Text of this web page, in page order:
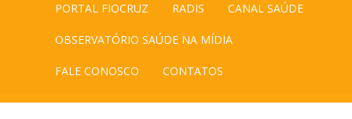
PORTAL FIOCRUZ RADIS CANAL SAÚDE
OBSERVATÓRIO SAÚDE NA MÍDIA
FALE CONOSCO CONTATOS